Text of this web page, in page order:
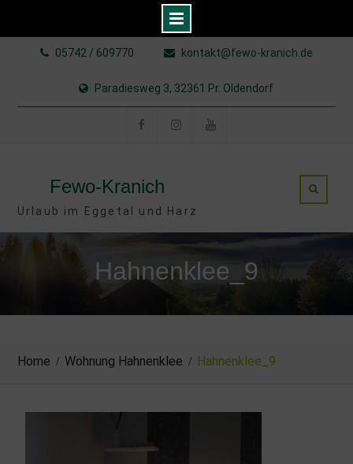
05742 / 609770 kontakt@fewo-kranich.de
Paradiesweg 3, 32361 Pr. Oldendorf
Fewo-Kranich
Urlaub im Eggetal und Harz
Hahnenklee_9
Home Wohnung Hahnenklee Hahnenklee_9